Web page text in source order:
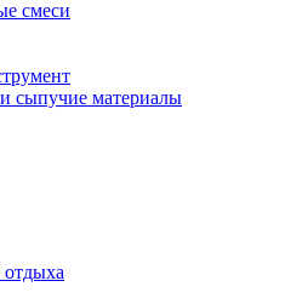
смеси
сыпучие материалы
отдыха